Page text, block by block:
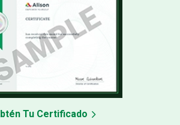
Tu Certificado